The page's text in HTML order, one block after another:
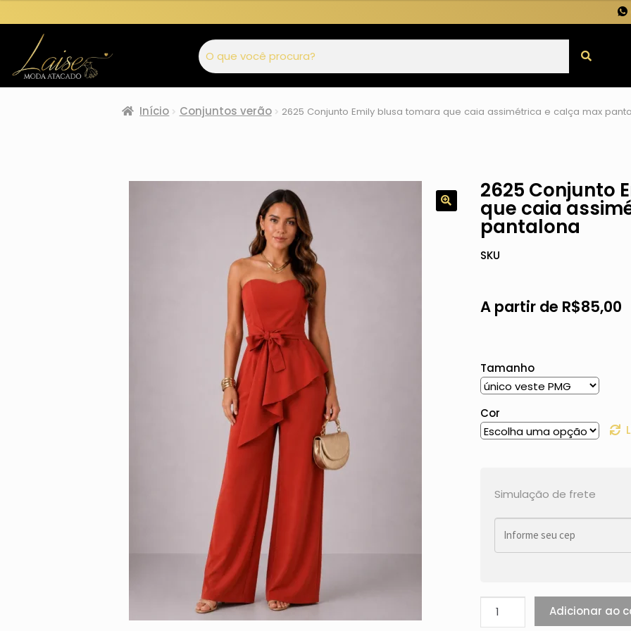
Início Conjuntos verão 2625 Conjunto Emily blusa tomara que caia assimétrica e calça max
2625 Conjunto
que caia
pantalona
SKU
A partir de R$85,00
Tamanho
Cor
Simulação de frete
Adicionar ao